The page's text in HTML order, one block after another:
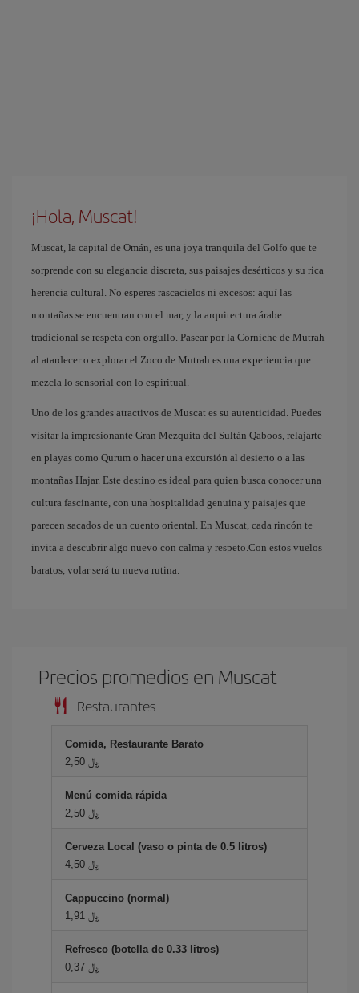
¡Hola, Muscat!
Muscat, la capital de Omán, es una joya tranquila del Golfo que te
sorprende con su elegancia discreta, sus paisajes desérticos y su rica
herencia cultural. No esperes rascacielos ni excesos: aquí las
montañas se encuentran con el mar, y la arquitectura árabe
tradicional se respeta con orgullo. Pasear por la Corniche de Mutrah
al atardecer o explorar el Zoco de Mutrah es una experiencia que
mezcla lo sensorial con lo espiritual.
Uno de los grandes atractivos de Muscat es su autenticidad. Puedes
visitar la impresionante Gran Mezquita del Sultán Qaboos, relajarte
en playas como Qurum o hacer una excursión al desierto o a las
montañas Hajar. Este destino es ideal para quien busca conocer una
cultura fascinante, con una hospitalidad genuina y paisajes que
parecen sacados de un cuento oriental. En Muscat, cada rincón te
invita a descubrir algo nuevo con calma y respeto.Con estos vuelos
baratos, volar será tu nueva rutina.
Precios promedios en Muscat
Restaurantes
Comida, Restaurante Barato
2,50 ﷼
Menú comida rápida
2,50 ﷼
Cerveza Local (vaso o pinta de 0.5 litros)
4,50 ﷼
Cappuccino (normal)
1,91 ﷼
Refresco (botella de 0.33 litros)
0,37 ﷼